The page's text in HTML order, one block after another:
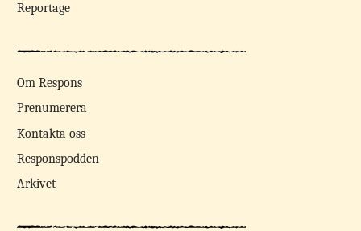
Reportage
Om Respons
Prenumerera
Kontakta oss
Responspodden
Arkivet